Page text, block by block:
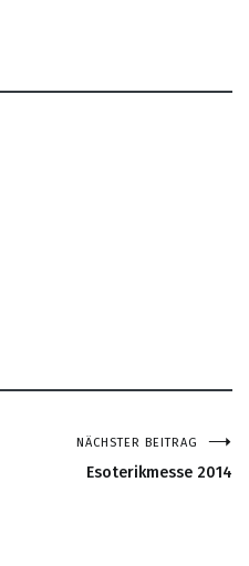
NÄCHSTER BEITRAG
Esoterikmesse 2014